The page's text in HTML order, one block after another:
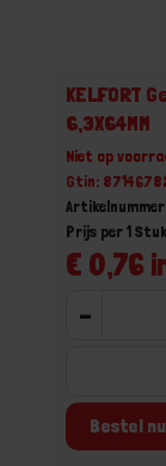
KELFORT
6,3X64MM
Niet op
Gtin:
€ 0,76
Prijs per 1 Stuk
-
Bestel